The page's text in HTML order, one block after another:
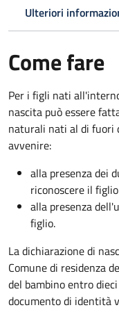
Ulteriori
Come fare
Per i figli nati
nascita può essere
naturali nati al di fuori
avvenire:
alla presenza dei
riconoscere il figlio
alla presenza
figlio.
La dichiarazione di
Comune di residenza
del bambino entro
documento di identità